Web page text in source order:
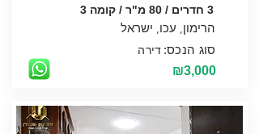
3 חדרים / 80 מ"ר / קומה 3
דירה סוג הנכס:
₪3,000